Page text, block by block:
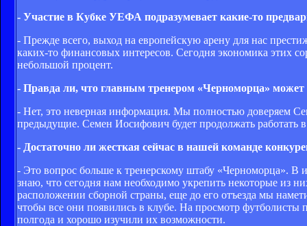
- Участие в Кубке УЕФА подразумевает какие-то
- Прежде всего, выход на европейскую арену для нас
каких-то финансовых интересов. Сегодня экономика этих
небольшой процент.
- Правда ли, что главным тренером «Черноморца»
- Нет, это неверная информация. Мы полностью доверяем
предыдущие. Семен Иосифович будет продолжать работать
- Достаточно ли жесткая сейчас в нашей команде
- Это вопрос больше к тренерскому штабу «Черноморца».
знаю, что сегодня нам необходимо укрепить некоторые из
расположении сборной страны, еще до его отъезда мы
чтобы все они появились в клубе. На просмотр футболисты
полгода и хорошо изучили их возможности.